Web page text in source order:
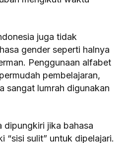
juga tidak
gender seperti halnya
Penggunaan alfabet
pembelajaran,
sangat lumrah digunakan
jika bahasa
“sisi sulit” untuk dipelajari.